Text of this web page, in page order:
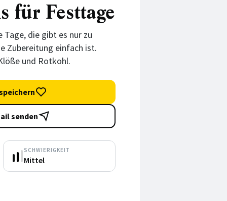
für Festtage
die gibt es nur zu
Zubereitung einfach ist.
und Rotkohl.
senden
SCHWIERIGKEIT
Mittel